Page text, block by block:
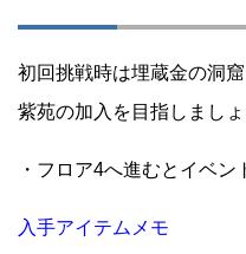
初回挑戦時は埋蔵金の洞
紫苑の加入を目指しましょ
・フロア4へ進むとイベン
入手アイテムメモ